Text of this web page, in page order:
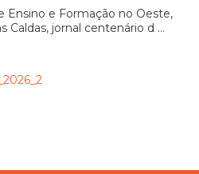
Ensino e Formação no Oeste,
Caldas, jornal centenário d ...